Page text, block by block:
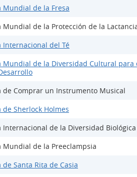
Mundial de la Fresa
Mundial de la Protección de la
Internacional del Té
Mundial de la Diversidad Cultural para
de Comprar un Instrumento Musical
de Sherlock Holmes
Internacional de la Diversidad Biológica
Mundial de la Preeclampsia
de Santa Rita de Casia